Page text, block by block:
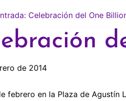
de 2014
febrero en la Plaza de